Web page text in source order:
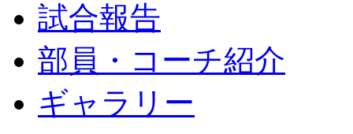
試合報告
部員・コーチ紹介
ギャラリー